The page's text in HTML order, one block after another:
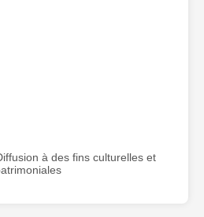
à des fins culturelles et